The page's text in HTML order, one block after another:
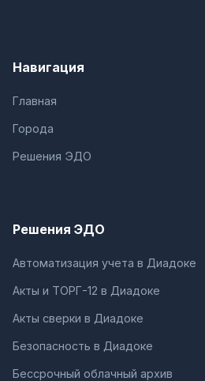
Навигация
Главная
Города
Решения ЭДО
Решения ЭДО
Автоматизация учета в Диадоке
Акты и ТОРГ-12 в Диадоке
Акты сверки в Диадоке
Безопасность в Диадоке
Бессрочный облачный архив